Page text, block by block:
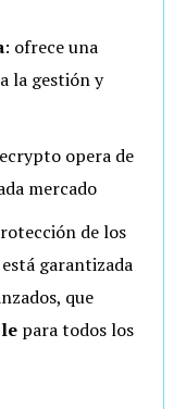
: ofrece una
la gestión y
opera de
mercado
de los
garantizada
que
para todos los